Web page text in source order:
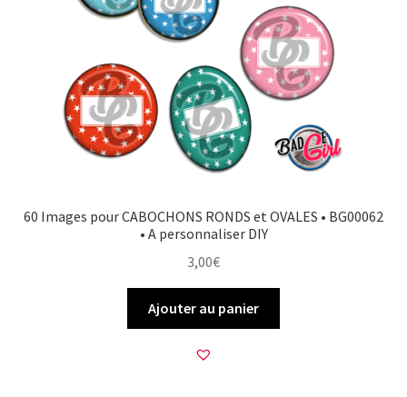
60 Images pour CABOCHONS RONDS et OVALES • BG00062
• A personnaliser DIY
3,00€
Ajouter au panier